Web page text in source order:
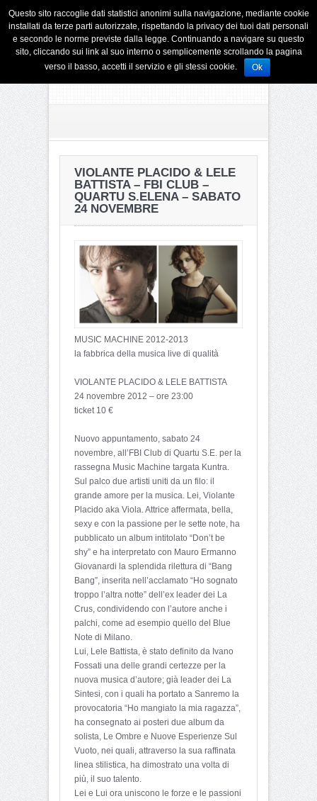
VIOLANTE PLACIDO & LELE
BATTISTA – FBI CLUB –
QUARTU S.ELENA – SABATO
24 NOVEMBRE
MUSIC MACHINE 2012-2013
la fabbrica della musica live di qualità
VIOLANTE PLACIDO & LELE BATTISTA
24 novembre 2012 – ore 23:00
ticket 10 €
Nuovo appuntamento, sabato 24
novembre, all’FBI Club di Quartu S.E. per la
rassegna Music Machine targata Kuntra.
Sul palco due artisti uniti da un filo: il
grande amore per la musica. Lei, Violante
Placido aka Viola. Attrice affermata, bella,
sexy e con la passione per le sette note, ha
pubblicato un album intitolato “Don’t be
shy” e ha interpretato con Mauro Ermanno
Giovanardi la splendida rilettura di “Bang
Bang”, inserita nell’acclamato “Ho sognato
troppo l’altra notte” dell’ex leader dei La
Crus, condividendo con l’autore anche i
palchi, come ad esempio quello del Blue
Note di Milano.
Lui, Lele Battista, è stato definito da Ivano
Fossati una delle grandi certezze per la
nuova musica d’autore; già leader dei La
Sintesi, con i quali ha portato a Sanremo la
provocatoria “Ho mangiato la mia ragazza”,
ha consegnato ai posteri due album da
solista, Le Ombre e Nuove Esperienze Sul
Vuoto, nei quali, attraverso la sua raffinata
linea stilistica, ha dimostrato una volta di
più, il suo talento.
Lei e Lui ora uniscono le forze e le passioni
Questo sito raccoglie dati statistici anonimi sulla navigazione, mediante cookie
installati da terze parti autorizzate, rispettando la privacy dei tuoi dati personali
e secondo le norme previste dalla legge. Continuando a navigare su questo
sito, cliccando sui link al suo interno o semplicemente scrollando la pagina
verso il basso, accetti il servizio e gli stessi cookie.
Ok